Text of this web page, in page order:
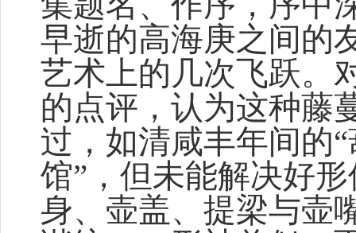
早逝的高海庚之间的
艺术上的几次飞跃。
的点评，认为这种藤
过，如清咸丰年间的
馆”，但未能解决好
身、壶盖、提梁与壶